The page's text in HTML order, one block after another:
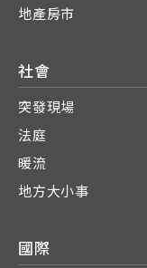
地產房市
社會
突發現場
法庭
暖流
地方大小事
國際